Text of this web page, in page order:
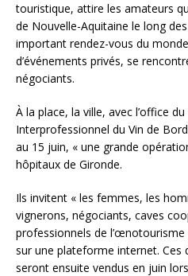
touristique, attire les amateurs
de Nouvelle-Aquitaine le long
important rendez-vous du
d’événements privés, se
négociants.
À la place, la ville, avec l’office
Interprofessionnel du Vin de
au 15 juin, « une grande
hôpitaux de Gironde.
Ils invitent « les femmes, les
vignerons, négociants, caves
professionnels de
sur une plateforme internet. Ces
seront ensuite vendus en juin